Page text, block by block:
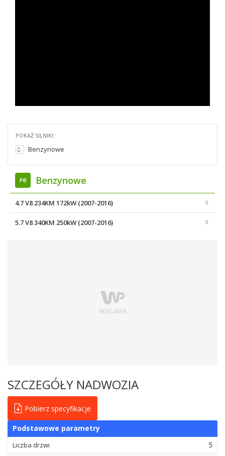
POKAŻ SILNIKI:
Benzynowe
PB Benzynowe
4.7 V8 234KM 172kW (2007-2016)
5.7 V8 340KM 250kW (2007-2016)
SZCZEGÓŁY NADWOZIA
Pobierz specyfikacje
Podstawowe parametry
Liczba drzwi 5